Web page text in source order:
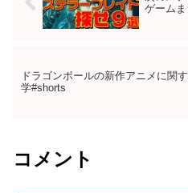
ゲームま
ドラゴンボールの新作アニメに関
学#shorts
コメント